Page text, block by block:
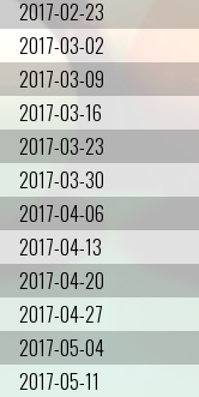
2017-02-23
2017-03-02
2017-03-09
2017-03-16
2017-03-23
2017-03-30
2017-04-06
2017-04-13
2017-04-20
2017-04-27
2017-05-04
2017-05-11